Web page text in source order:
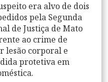
era alvo de dois
pela Segunda
de Justiça de Mato
ao crime de
lesão corporal e
protetiva em